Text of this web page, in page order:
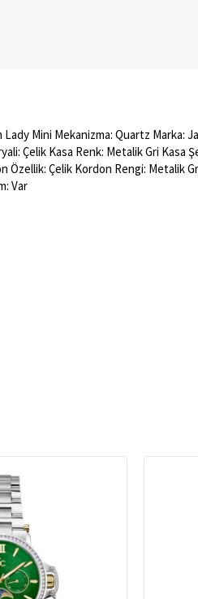
Mini Mekanizma: Quartz Marka:
Çelik Kasa Renk: Metalik Gri Kasa
Özellik: Çelik Kordon Rengi: Metalik
Var